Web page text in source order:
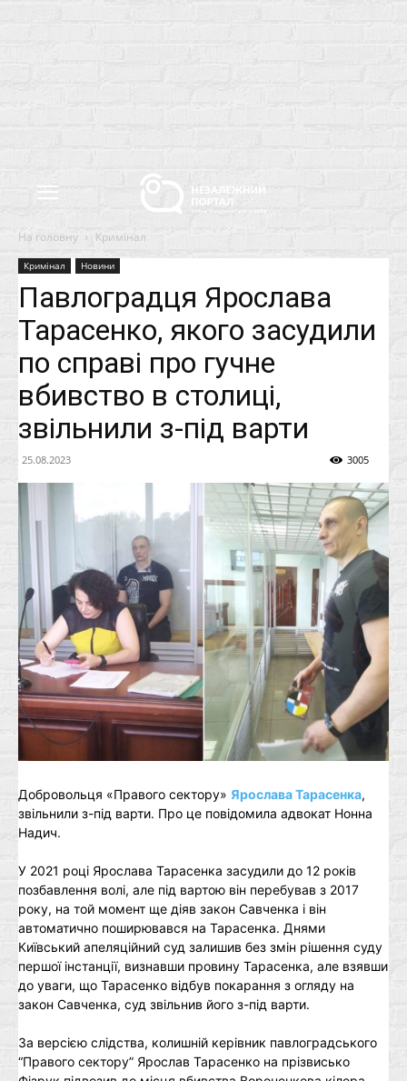
На головну Кримінал
Кримінал Новини
Павлоградця Ярослава
Тарасенко, якого засудили
по справі про гучне
вбивство в столиці,
звільнили з-під варти
25.08.2023 3005
Добровольця «Правого сектору» Ярослава Тарасенка,
звільнили з-під варти. Про це повідомила адвокат Нонна
Надич.
У 2021 році Ярослава Тарасенка засудили до 12 років
позбавлення волі, але під вартою він перебував з 2017
року, на той момент ще діяв закон Савченка і він
автоматично поширювався на Тарасенка. Днями
Київський апеляційний суд залишив без змін рішення суду
першої інстанції, визнавши провину Тарасенка, але взявши
до уваги, що Тарасенко відбув покарання з огляду на
закон Савченка, суд звільнив його з-під варти.
За версією слідства, колишній керівник павлоградського
“Правого сектору” Ярослав Тарасенко на прізвисько